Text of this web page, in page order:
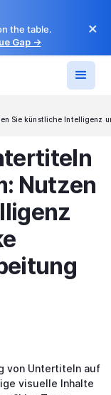
the table.
Gap →
×
Sie künstliche Intelligenz
Nutzen
von Untertiteln auf
visuelle Inhalte